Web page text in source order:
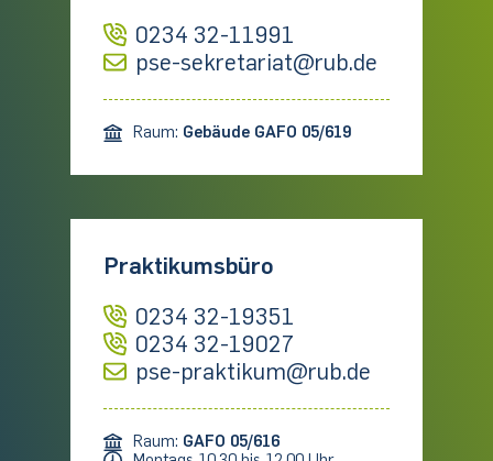
0234 32-11991
pse-sekretariat@rub.de
Raum: Gebäude GAFO 05/619
Praktikumsbüro
0234 32-19351
0234 32-19027
pse-praktikum@rub.de
Raum: GAFO 05/616